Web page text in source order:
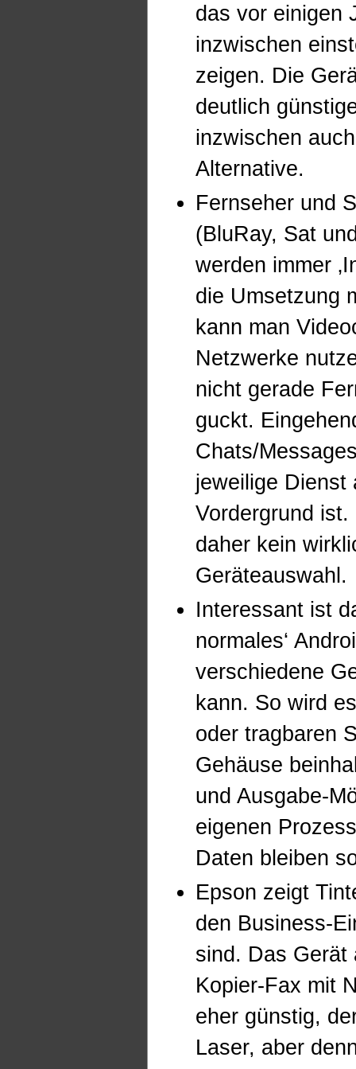
das vor einigen
inzwischen
zeigen. Die
deutlich
inzwischen
Alternative.
Fernseher und
(BluRay, Sat
werden immer
die Umsetzung
kann man
Netzwerke
nicht gerade
guckt.
Chats/
jeweilige Dienst
Vordergrund
daher kein
Geräteauswahl.
Interessant ist
normales‘
verschiedene
kann. So wird
oder tragbaren
Gehäuse
und Ausgabe-
eigenen
Daten bleiben
Epson zeigt
den Business-
sind. Das Gerät
Kopier-Fax mit
eher günstig,
Laser, aber